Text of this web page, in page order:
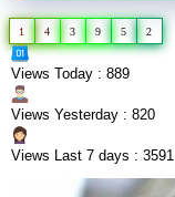
1 4 3 9 5 2
Views Today : 889
Views Yesterday : 820
Views Last 7 days : 3591